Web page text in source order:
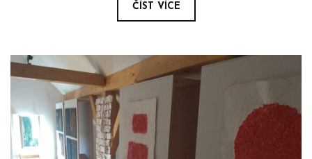
ČÍST VÍCE